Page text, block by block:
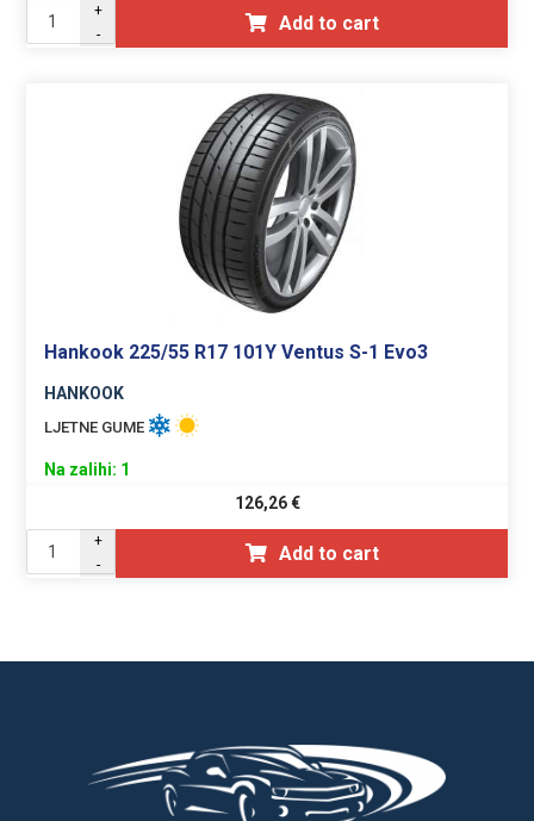
+
-
Add to cart
Hankook 225/55 R17 101Y Ventus S-1 Evo3
HANKOOK
LJETNE GUME
Na zalihi: 1
126,26€
+
-
Add to cart